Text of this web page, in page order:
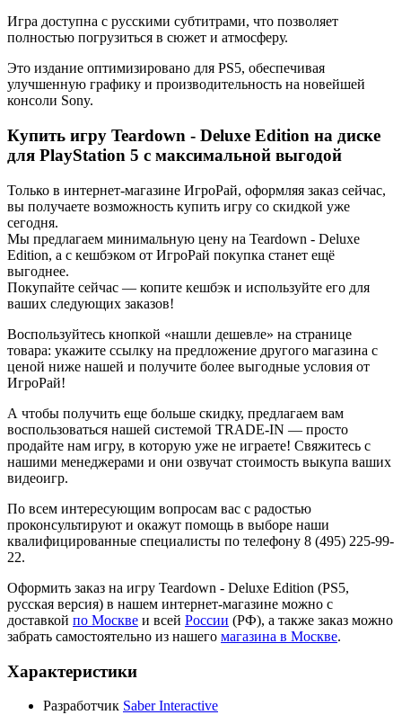
Игра доступна с русскими субтитрами, что позволяет
полностью погрузиться в сюжет и атмосферу.
Это издание оптимизировано для PS5, обеспечивая
улучшенную графику и производительность на новейшей
консоли Sony.
Купить игру Teardown - Deluxe Edition на диске
для PlayStation 5 с максимальной выгодой
Только в интернет-магазине ИгроРай, оформляя заказ сейчас,
вы получаете возможность купить игру со скидкой уже
сегодня.
Мы предлагаем минимальную цену на Teardown - Deluxe
Edition, а с кешбэком от ИгроРай покупка станет ещё
выгоднее.
Покупайте сейчас — копите кешбэк и используйте его для
ваших следующих заказов!
Воспользуйтесь кнопкой «нашли дешевле» на странице
товара: укажите ссылку на предложение другого магазина с
ценой ниже нашей и получите более выгодные условия от
ИгроРай!
А чтобы получить еще больше скидку, предлагаем вам
воспользоваться нашей системой TRADE-IN — просто
продайте нам игру, в которую уже не играете! Свяжитесь с
нашими менеджерами и они озвучат стоимость выкупа ваших
видеоигр.
По всем интересующим вопросам вас с радостью
проконсультируют и окажут помощь в выборе наши
квалифицированные специалисты по телефону 8 (495) 225-99-
22.
Оформить заказ на игру Teardown - Deluxe Edition (PS5,
русская версия) в нашем интернет-магазине можно с
доставкой по Москве и всей России (РФ), а также заказ можно
забрать самостоятельно из нашего магазина в Москве.
Характеристики
Разработчик Saber Interactive